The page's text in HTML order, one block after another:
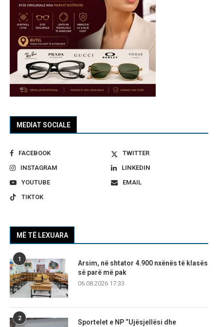
MEDIAT SOCIALE
FACEBOOK
TWITTER
INSTAGRAM
LINKEDIN
YOUTUBE
EMAIL
TIKTOK
MË TË LEXUARA
1
Arsim, në shtator 4.900 nxënës të klasës
së parë më pak
06.08.2026 17:33
2
Sportelet e NP “Ujësjellësi dhe